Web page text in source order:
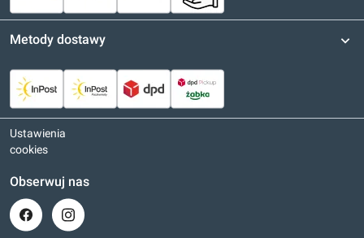
Metody dostawy
Ustawienia
cookies
Obserwuj nas